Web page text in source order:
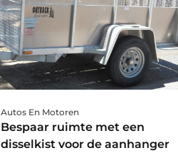
Autos En Motoren
Bespaar ruimte met een
disselkist voor de aanhanger